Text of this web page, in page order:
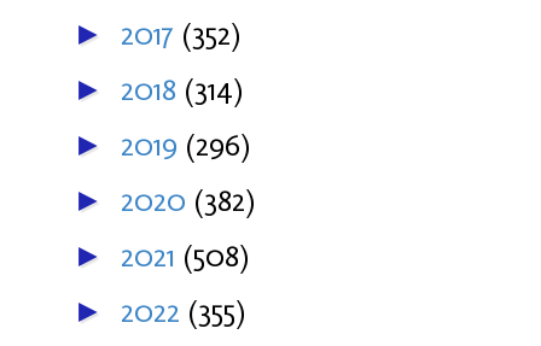
► 2017 (352)
► 2018 (314)
► 2019 (296)
► 2020 (382)
► 2021 (508)
► 2022 (355)